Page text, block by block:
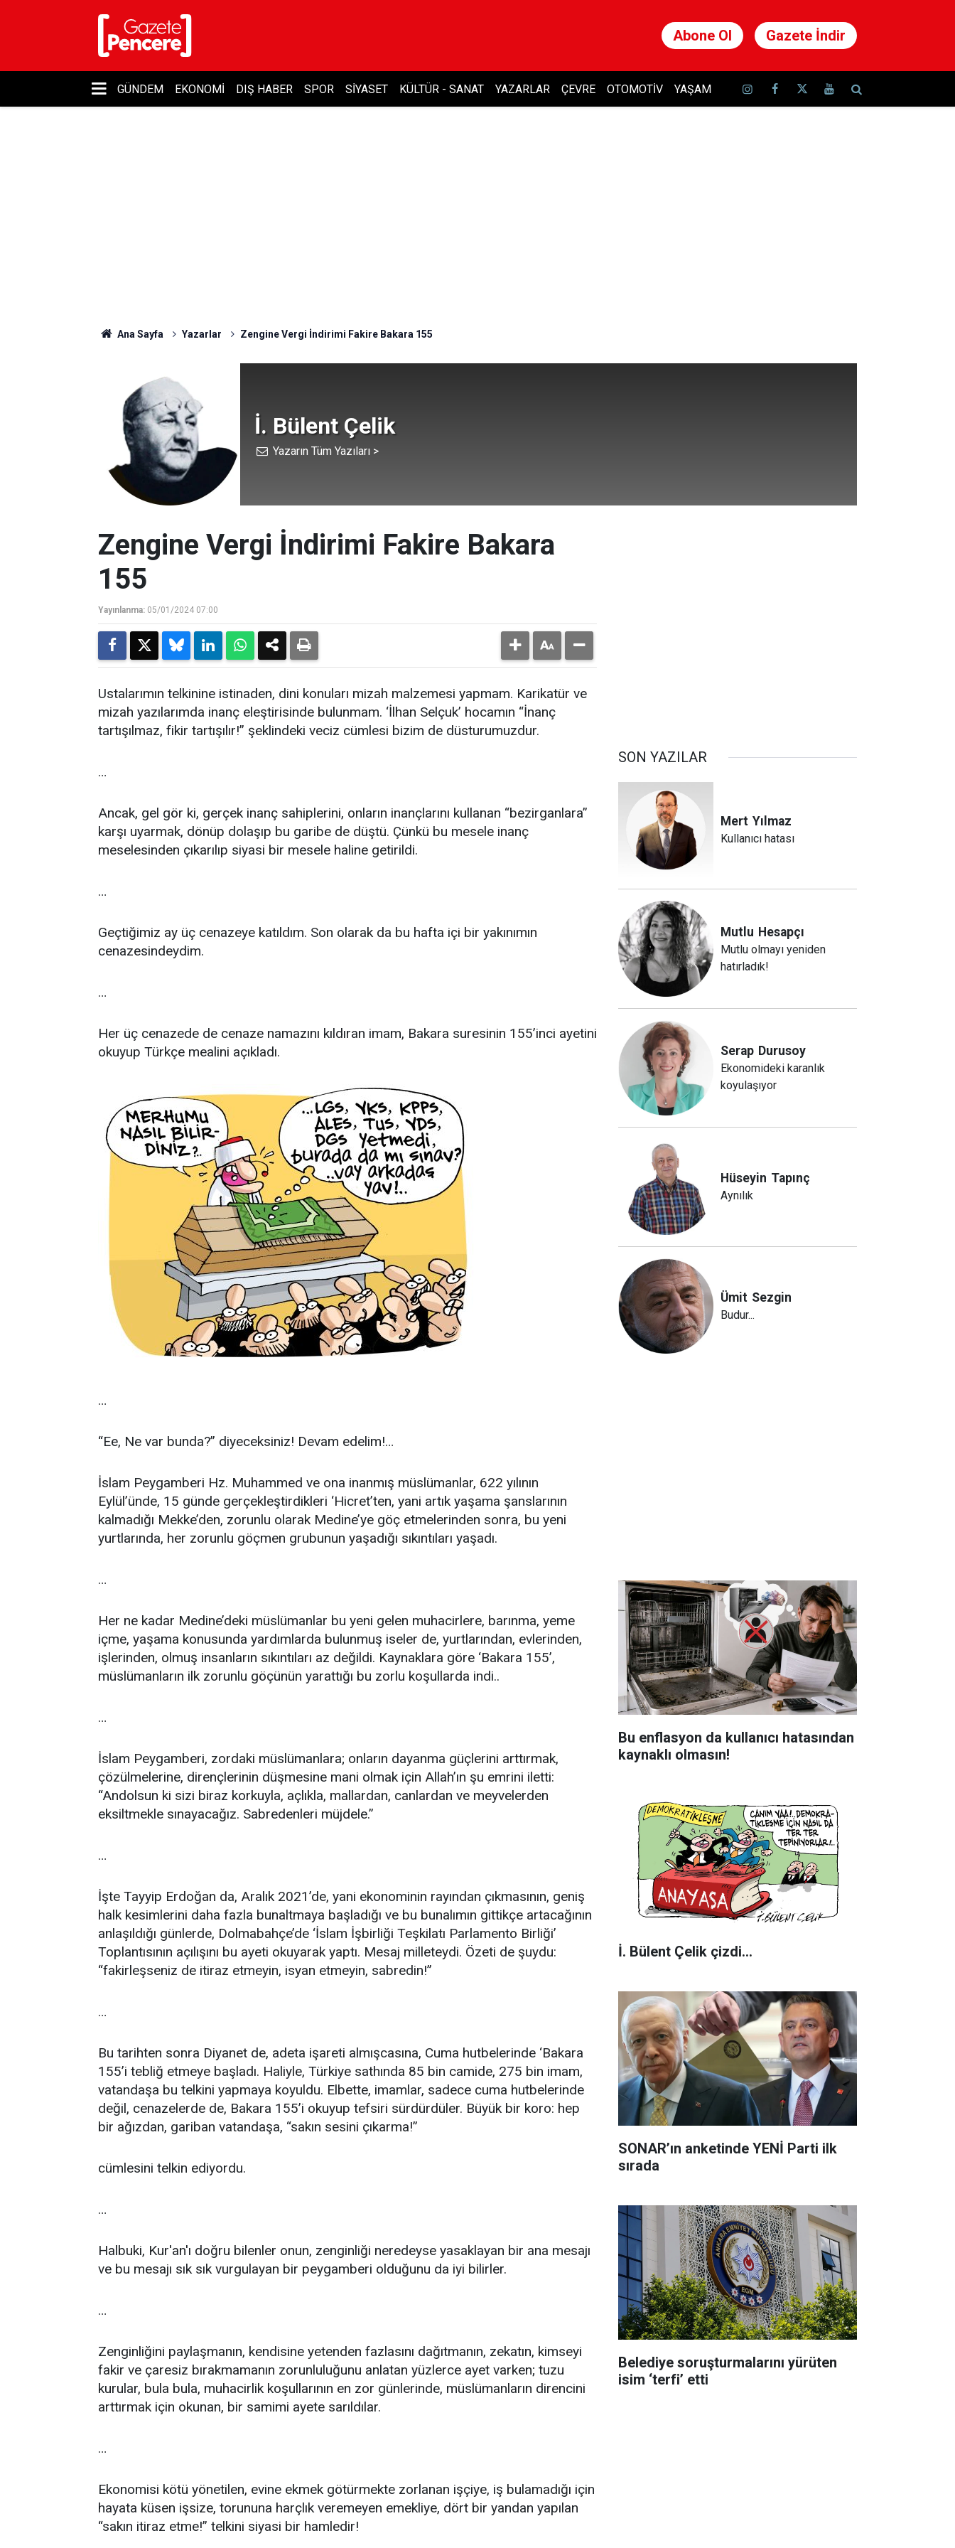
Abone Ol Gazete İndir
GÜNDEM EKONOMI DIŞ HABER SPOR SIYASET KÜLTÜR - SANAT YAZARLAR ÇEVRE OTOMOTIV YAŞAM
Ana Sayfa Yazarlar Zengine Vergi İndirimi Fakire Bakara 155
İ. Bülent Çelik
Yazarın Tüm Yazıları >
Zengine Vergi İndirimi Fakire Bakara
155
Yayınlanma: 05/01/2024 07:00
Ustalarımın telkinine istinaden, dini konuları mizah malzemesi yapmam. Karikatür ve
mizah yazılarımda inanç eleştirisinde bulunmam. ‘İlhan Selçuk’ hocamın “İnanç
tartışılmaz, fikir tartışılır!” şeklindeki veciz cümlesi bizim de düsturumuzdur.
…
Ancak, gel gör ki, gerçek inanç sahiplerini, onların inançlarını kullanan “bezirganlara”
karşı uyarmak, dönüp dolaşıp bu garibe de düştü. Çünkü bu mesele inanç
meselesinden çıkarılıp siyasi bir mesele haline getirildi.
…
Geçtiğimiz ay üç cenazeye katıldım. Son olarak da bu hafta içi bir yakınımın
cenazesindeydim.
…
Her üç cenazede de cenaze namazını kıldıran imam, Bakara suresinin 155’inci ayetini
okuyup Türkçe mealini açıkladı.
…
“Ee, Ne var bunda?” diyeceksiniz! Devam edelim!…
İslam Peygamberi Hz. Muhammed ve ona inanmış müslümanlar, 622 yılının
Eylül’ünde, 15 günde gerçekleştirdikleri ‘Hicret’ten, yani artık yaşama şanslarının
kalmadığı Mekke’den, zorunlu olarak Medine’ye göç etmelerinden sonra, bu yeni
yurtlarında, her zorunlu göçmen grubunun yaşadığı sıkıntıları yaşadı.
…
Her ne kadar Medine’deki müslümanlar bu yeni gelen muhacirlere, barınma, yeme
içme, yaşama konusunda yardımlarda bulunmuş iseler de, yurtlarından, evlerinden,
işlerinden, olmuş insanların sıkıntıları az değildi. Kaynaklara göre ‘Bakara 155’,
müslümanların ilk zorunlu göçünün yarattığı bu zorlu koşullarda indi..
…
İslam Peygamberi, zordaki müslümanlara; onların dayanma güçlerini arttırmak,
çözülmelerine, dirençlerinin düşmesine mani olmak için Allah’ın şu emrini iletti:
“Andolsun ki sizi biraz korkuyla, açlıkla, mallardan, canlardan ve meyvelerden
eksiltmekle sınayacağız. Sabredenleri müjdele.”
…
İşte Tayyip Erdoğan da, Aralık 2021’de, yani ekonominin rayından çıkmasının, geniş
halk kesimlerini daha fazla bunaltmaya başladığı ve bu bunalımın gittikçe artacağının
anlaşıldığı günlerde, Dolmabahçe’de ‘İslam İşbirliği Teşkilatı Parlamento Birliği’
Toplantısının açılışını bu ayeti okuyarak yaptı. Mesaj milleteydi. Özeti de şuydu:
“fakirleşseniz de itiraz etmeyin, isyan etmeyin, sabredin!”
…
Bu tarihten sonra Diyanet de, adeta işareti almışcasına, Cuma hutbelerinde ‘Bakara
155’i tebliğ etmeye başladı. Haliyle, Türkiye sathında 85 bin camide, 275 bin imam,
vatandaşa bu telkini yapmaya koyuldu. Elbette, imamlar, sadece cuma hutbelerinde
değil, cenazelerde de, Bakara 155’i okuyup tefsiri sürdürdüler. Büyük bir koro: hep
bir ağızdan, gariban vatandaşa, “sakın sesini çıkarma!”
cümlesini telkin ediyordu.
…
Halbuki, Kur'an'ı doğru bilenler onun, zenginliği neredeyse yasaklayan bir ana mesajı
ve bu mesajı sık sık vurgulayan bir peygamberi olduğunu da iyi bilirler.
…
Zenginliğini paylaşmanın, kendisine yetenden fazlasını dağıtmanın, zekatın, kimseyi
fakir ve çaresiz bırakmamanın zorunluluğunu anlatan yüzlerce ayet varken; tuzu
kurular, bula bula, muhacirlik koşullarının en zor günlerinde, müslümanların direncini
arttırmak için okunan, bir samimi ayete sarıldılar.
…
Ekonomisi kötü yönetilen, evine ekmek götürmekte zorlanan işçiye, iş bulamadığı için
hayata küsen işsize, torununa harçlık veremeyen emekliye, dört bir yandan yapılan
“sakın itiraz etme!” telkini siyasi bir hamledir!
SON YAZILAR
Mert Yılmaz
Kullanıcı hatası
Mutlu Hesapçı
Mutlu olmayı yeniden
hatırladık!
Serap Durusoy
Ekonomideki karanlık
koyulaşıyor
Hüseyin Tapınç
Aynılık
Ümit Sezgin
Budur...
Bu enflasyon da kullanıcı hatasından
kaynaklı olmasın!
İ. Bülent Çelik çizdi...
SONAR’ın anketinde YENİ Parti ilk
sırada
Belediye soruşturmalarını yürüten
isim ‘terfi’ etti